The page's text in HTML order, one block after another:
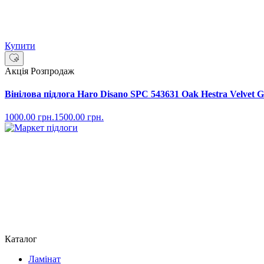
Купити
Акція Розпродаж
Вінілова підлога Haro Disano SPC 543631 Oak Hestra Velvet
1000.00 грн.1500.00 грн.
Каталог
Ламінат